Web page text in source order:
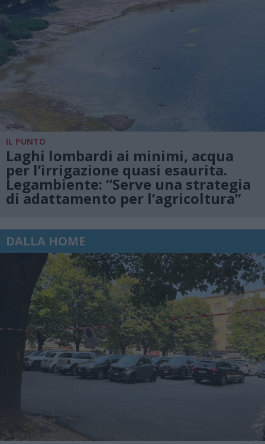
IL PUNTO
Laghi lombardi ai minimi, acqua
per l’irrigazione quasi esaurita.
Legambiente: “Serve una strategia
di adattamento per l’agricoltura”
DALLA HOME